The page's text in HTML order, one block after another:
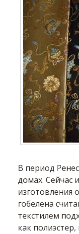
В период
домах. Сейчас
изготовления
гобелена
текстилем
как